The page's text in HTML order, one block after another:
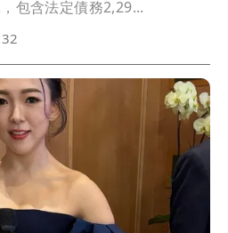
包含法定債務2,29...